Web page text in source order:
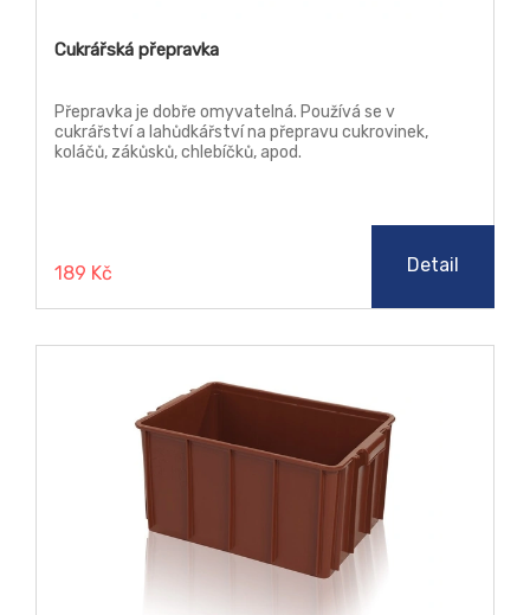
Cukrářská přepravka
Přepravka je dobře omyvatelná. Používá se v
cukrářství a lahůdkářství na přepravu cukrovinek,
koláčů, zákůsků, chlebíčků, apod.
189 Kč Detail